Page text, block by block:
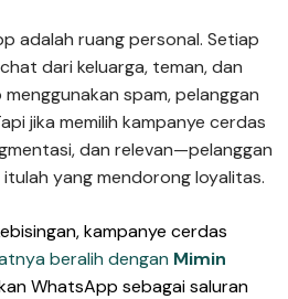
adalah ruang personal. Setiap
dari keluarga, teman, dan
spam, pelanggan
jika memilih kampanye cerdas
dan relevan—pelanggan
yang mendorong loyalitas.
kampanye cerdas
beralih dengan Mimin
WhatsApp sebagai saluran